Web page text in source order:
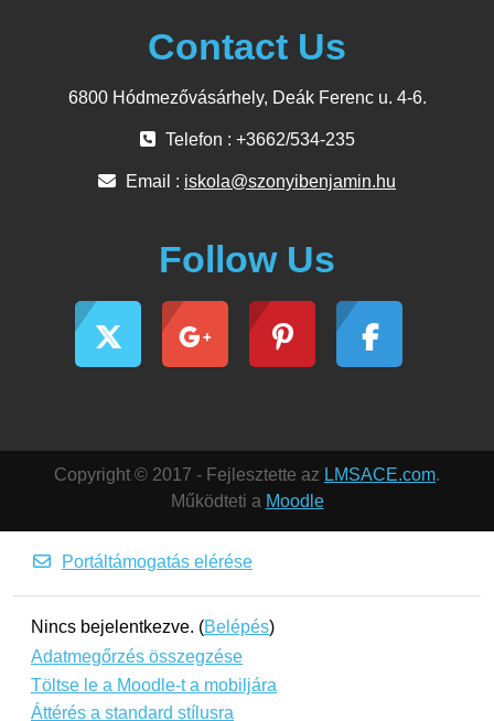
Contact Us
6800 Hódmezővásárhely, Deák Ferenc u. 4-6.
Telefon : +3662/534-235
Email : iskola@szonyibenjamin.hu
Follow Us
Copyright © 2017 - Fejlesztette az LMSACE.com.
Működteti a Moodle
Portáltámogatás elérése
Nincs bejelentkezve. (Belépés)
Adatmegőrzés összegzése
Töltse le a Moodle-t a mobiljára
Áttérés a standard stílusra